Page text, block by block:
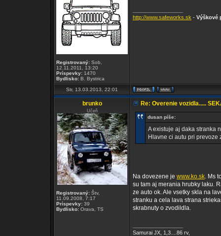
Registrovaný: Sob,
12.11.2011, 13:20
Príspevky: 1470
Bydlisko: B. Bystrica
http://www.safeworks.sk - Výškové
Str, 13.03.2013, 22:01
brunko
Učeň
Registrovaný: Štv,
11.09.2008, 7:17
Príspevky: 39
Bydlisko: Orava, TS
Re: Overenie vozidla.....
dusan píše:
A existuje aj daka stranka
Hlavne ci autu pri
Na dovezene je www.ko.sk. Ms
su tam aj merania hrubky laku.
ze auto ok. Ale vsetky skla na
stranku a cela lava strana
skrabnuty o zvodildla.
Samurai JX, 1,3....86 rv,